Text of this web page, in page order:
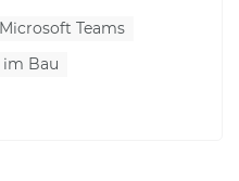
Teams
Bau